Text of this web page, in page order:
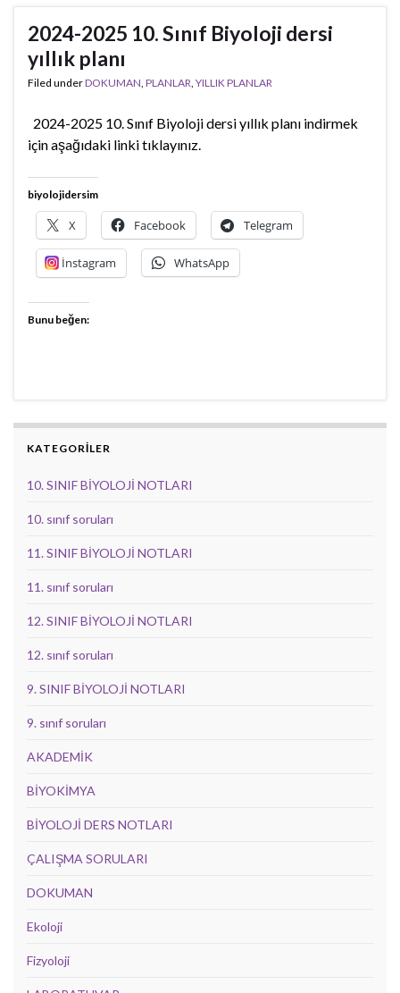
2024-2025 10. Sınıf Biyoloji dersi
yıllık planı
Filed underDOKUMAN, PLANLAR, YILLIK PLANLAR
2024-2025 10. Sınıf Biyoloji dersi yıllık planı indirmek
için aşağıdaki linki tıklayınız.
biyolojidersim
X Facebook Telegram
İnstagram WhatsApp
Bunu beğen:
KATEGORİLER
10. SINIF BİYOLOJİ NOTLARI
10. sınıf soruları
11. SINIF BİYOLOJİ NOTLARI
11. sınıf soruları
12. SINIF BİYOLOJİ NOTLARI
12. sınıf soruları
9. SINIF BİYOLOJİ NOTLARI
9. sınıf soruları
AKADEMİK
BİYOKİMYA
BİYOLOJİ DERS NOTLARI
ÇALIŞMA SORULARI
DOKUMAN
Ekoloji
Fizyoloji